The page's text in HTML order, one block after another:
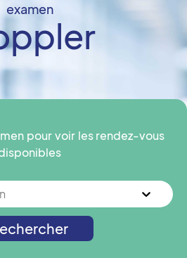
examen
pour voir les rendez-vous